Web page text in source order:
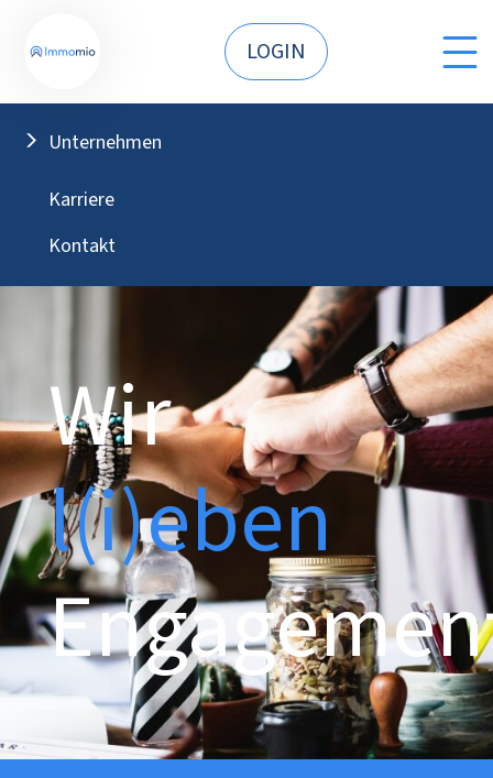
Unternehmen
Karriere
Kontakt
LOGIN
Wir
l(i)eben